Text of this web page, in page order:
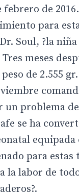
de
para
Soul, ?la
meses
de 2.555
problema
se ha
para estas
la labor de